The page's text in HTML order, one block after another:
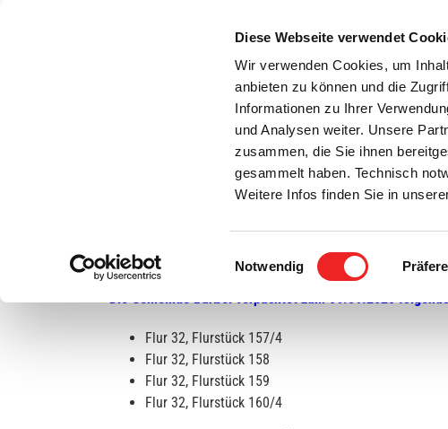
Diese Webseite verwendet
Wir verwenden Cookies, um
anbieten zu können und die
Informationen zu Ihrer
und Analysen weiter. Unsere
zusammen, die Sie ihnen
gesammelt haben. Technisch
Weitere Infos finden Sie in
Einwilligungsauswahl
Notwendig
Bürgerservice Rats- / Bürgerinfo
Flächen zu verpachten!
Die Gemeinde Barßel verpachtet zum 01.01.2025
Flur 32, Flurstück 157/4
Flur 32, Flurstück 158
Flur 32, Flurstück 159
Flur 32, Flurstück 160/4